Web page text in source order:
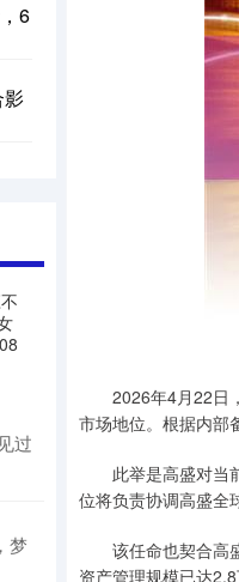
2026年4月22日，
市场地位。根据内部
此举是高盛对当前
位将负责协调高盛全
该任命也契合高盛
资产管理规模已达
6
影
过
梦